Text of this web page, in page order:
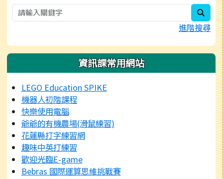
進階搜尋
資訊課常用網站
LEGO Education SPIKE
機器人初階課程
快樂使用電腦
爺爺的有機農場(滑鼠練習)
花蓮縣打字練習網
趣味中英打練習
歡迎光臨E-game
Bebras 國際運算思維挑戰賽